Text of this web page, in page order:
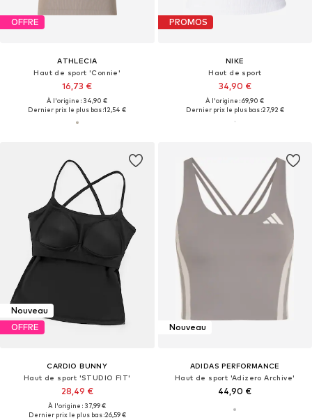
OFFRE
ATHLECIA
Haut de sport 'Connie'
16,73 €
À l'origine : 34,90 €
Dernier prix le plus bas :12,54 €
PROMOS
NIKE
Haut de sport
34,90 €
À l'origine : 69,90 €
Dernier prix le plus bas :27,92 €
Nouveau
OFFRE
CARDIO BUNNY
Haut de sport 'STUDIO FIT'
28,49 €
À l'origine : 37,99 €
Dernier prix le plus bas :26,59 €
Nouveau
ADIDAS PERFORMANCE
Haut de sport 'Adizero Archive'
44,90 €